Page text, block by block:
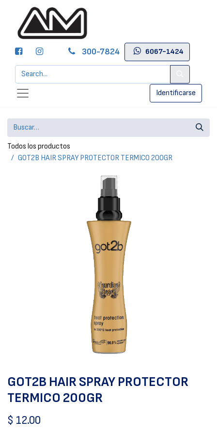
300-7824 6067-1424
Identificarse
Todos los productos
GOT2B HAIR SPRAY PROTECTOR TERMICO 200GR
GOT2B HAIR SPRAY PROTECTOR
TERMICO 200GR
$ 12.00